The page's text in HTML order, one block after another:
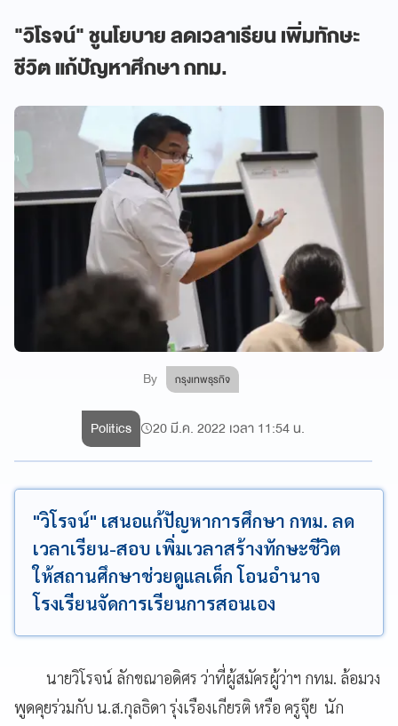
"วิโรจน์" ชูนโยบาย ลดเวลาเรียน เพิ่มทักษะ
ชีวิต แก้ปัญหาศึกษา กทม.
By กรุงเทพธุรกิจ
Politics 20 มี.ค. 2022 เวลา 11:54 น.
"วิโรจน์" เสนอแก้ปัญหาการศึกษา กทม. ลด
เวลาเรียน-สอบ เพิ่มเวลาสร้างทักษะชีวิต
ให้สถานศึกษาช่วยดูแลเด็ก โอนอำนาจ
โรงเรียนจัดการเรียนการสอนเอง
นายวิโรจน์ ลักขณาอดิศร ว่าที่ผู้สมัครผู้ว่าฯ กทม. ล้อมวง
พูดคุยร่วมกับ น.ส.กุลธิดา รุ่งเรืองเกียรติ หรือ ครูจุ๊ย นัก